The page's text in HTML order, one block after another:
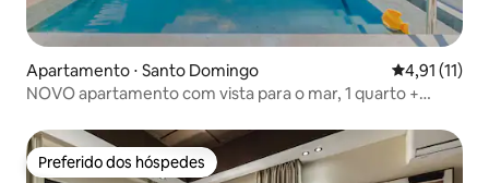
Apartamento ⋅ Santo Domingo 4,91 de uma
4,91 (11)
NOVO apartamento com vista para o mar, 1 quarto +
Preferido dos hóspedes
Preferido dos hóspedes